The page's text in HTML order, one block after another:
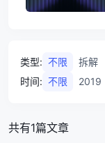
类型: 不限 拆解
时间: 不限 2019
共有1篇文章